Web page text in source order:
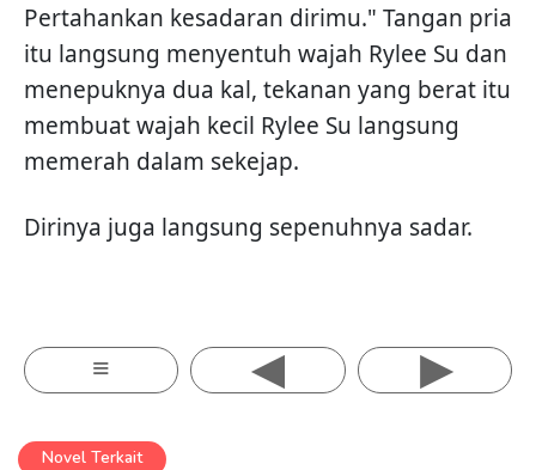
Pertahankan kesadaran dirimu." Tangan pria
itu langsung menyentuh wajah Rylee Su dan
menepuknya dua kal, tekanan yang berat itu
membuat wajah kecil Rylee Su langsung
memerah dalam sekejap.
Dirinya juga langsung sepenuhnya sadar.
≡ ◂ ▸
Novel Terkait